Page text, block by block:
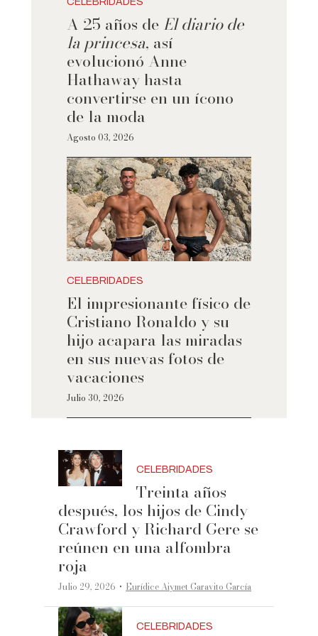
A 25 años de El diario de
la princesa, así
evolucionó Anne
Hathaway hasta
convertirse en un ícono
de la moda
Agosto 03, 2026
CELEBRIDADES
El impresionante físico de
Cristiano Ronaldo y su
hijo acapara las miradas
en sus nuevas fotos de
vacaciones
Julio 30, 2026
CELEBRIDADES
Treinta años
después, los hijos de Cindy
Crawford y Richard Gere se
reúnen en una alfombra
roja
Julio 29, 2026 ·Eurídice Aiymet Garavito García
CELEBRIDADES